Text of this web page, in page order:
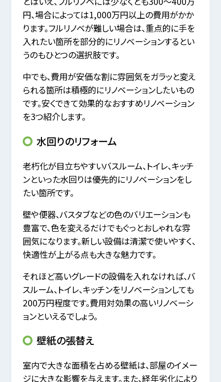
円、場合によっては1,000万円以上の費用がかか
ります。フルリノベが難しい場合は、重点的に手を
入れたい箇所を部分的にリノベーションするとい
うのもひとつの選択肢です。
中でも、費用が安価な割に雰囲気をガラッと変え
られる箇所は積極的にリノベーションしたいもの
です。安くできて効果的なおすすめリノベーション
を3つ紹介します。
水回りのリフォーム
老朽化が目立ちやすいバスルーム、トイレ、キッチ
ンといった水回りは優先的にリノベーションをし
たい箇所です。
壁や便器、バスタブなどの色のバリエーションも
豊富で、色を変えるだけでもぐっとおしゃれな雰
囲気になります。新しい設備は清潔で使いやすく、
快適性が上がる点も大きな魅力です。
それほど高いグレードの設備を入れなければ、バ
スルーム、トイレ、キッチンをリノベーションしても
200万円程度です。費用対効果の高いリノベーシ
ョンといえるでしょう。
壁紙の張替え
室内で大きな面積を占める壁紙は、部屋のイメー
ジに大きな影響を与えます。また、経年劣化により